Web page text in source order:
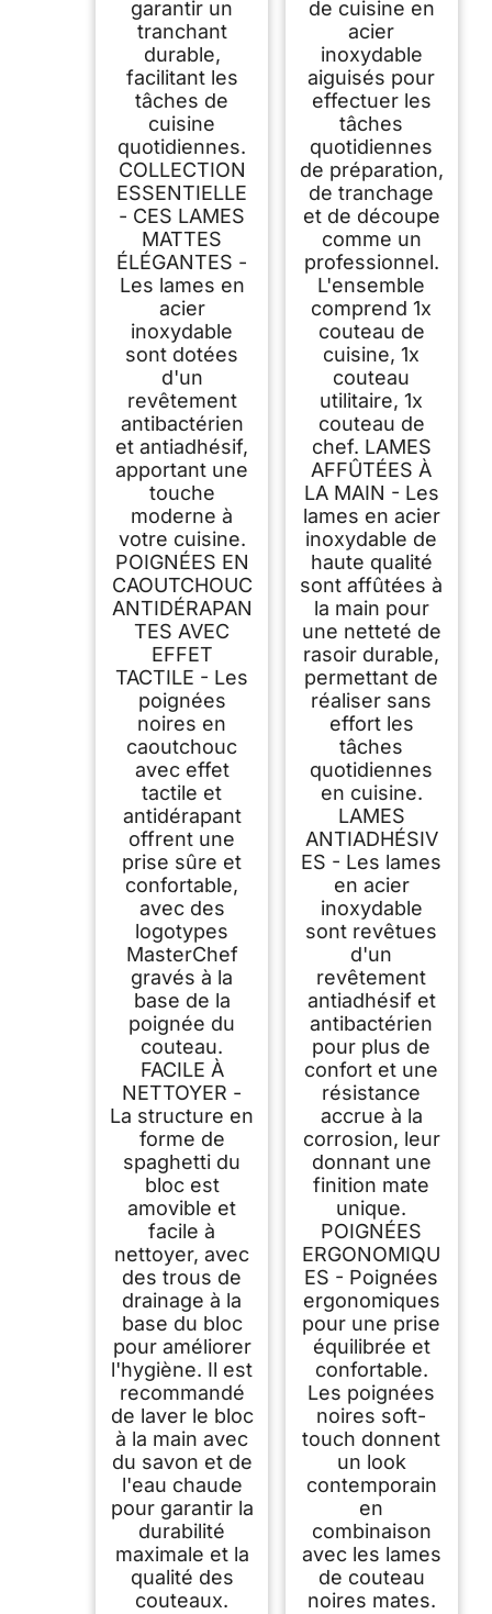
garantir un
tranchant
durable,
facilitant les
tâches de
cuisine
quotidiennes.
COLLECTION
ESSENTIELLE
- CES LAMES
MATTES
ÉLÉGANTES -
Les lames en
acier
inoxydable
sont dotées
d'un
revêtement
antibactérien
et antiadhésif,
apportant une
touche
moderne à
votre cuisine.
POIGNÉES EN
CAOUTCHOUC
ANTIDÉRAPAN
TES AVEC
EFFET
TACTILE - Les
poignées
noires en
caoutchouc
avec effet
tactile et
antidérapant
offrent une
prise sûre et
confortable,
avec des
logotypes
MasterChef
gravés à la
base de la
poignée du
couteau.
FACILE À
NETTOYER -
La structure en
forme de
spaghetti du
bloc est
amovible et
facile à
nettoyer, avec
des trous de
drainage à la
base du bloc
pour améliorer
l'hygiène. Il est
recommandé
de laver le bloc
à la main avec
du savon et de
l'eau chaude
pour garantir la
durabilité
maximale et la
qualité des
couteaux.
de cuisine en
acier
inoxydable
aiguisés pour
effectuer les
tâches
quotidiennes
de préparation,
de tranchage
et de découpe
comme un
professionnel.
L'ensemble
comprend 1x
couteau de
cuisine, 1x
couteau
utilitaire, 1x
couteau de
chef. LAMES
AFFÛTÉES À
LA MAIN - Les
lames en acier
inoxydable de
haute qualité
sont affûtées à
la main pour
une netteté de
rasoir durable,
permettant de
réaliser sans
effort les
tâches
quotidiennes
en cuisine.
LAMES
ANTIADHÉSIV
ES - Les lames
en acier
inoxydable
sont revêtues
d'un
revêtement
antiadhésif et
antibactérien
pour plus de
confort et une
résistance
accrue à la
corrosion, leur
donnant une
finition mate
unique.
POIGNÉES
ERGONOMIQU
ES - Poignées
ergonomiques
pour une prise
équilibrée et
confortable.
Les poignées
noires soft-
touch donnent
un look
contemporain
en
combinaison
avec les lames
de couteau
noires mates.